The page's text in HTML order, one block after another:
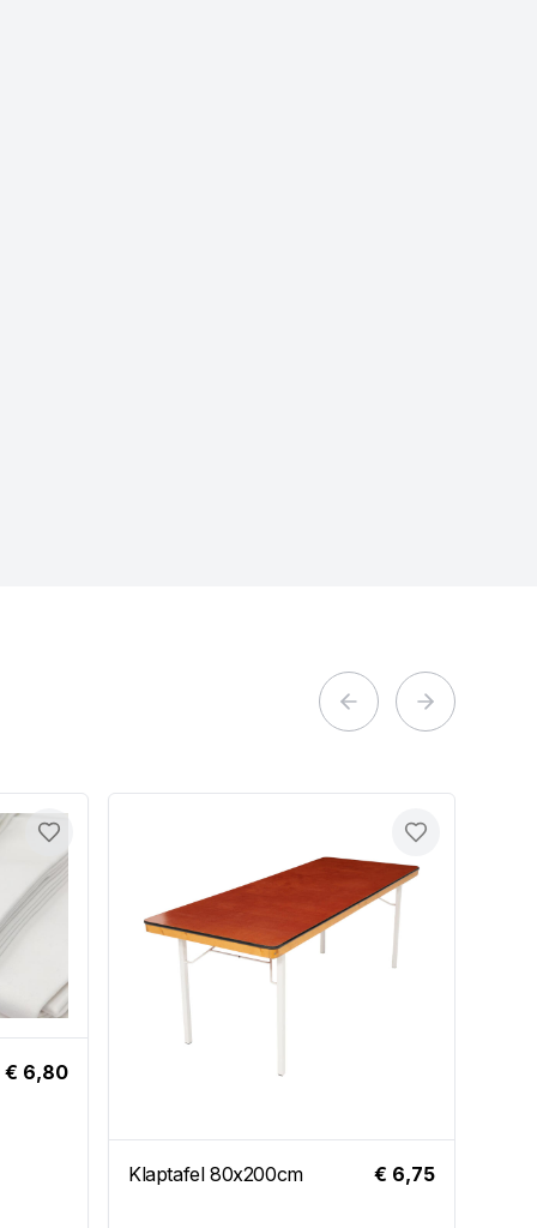
€ 6,80
Toevoegen
Klaptafel 80x200cm € 6,75
Toevoegen
Previous slideNext slide